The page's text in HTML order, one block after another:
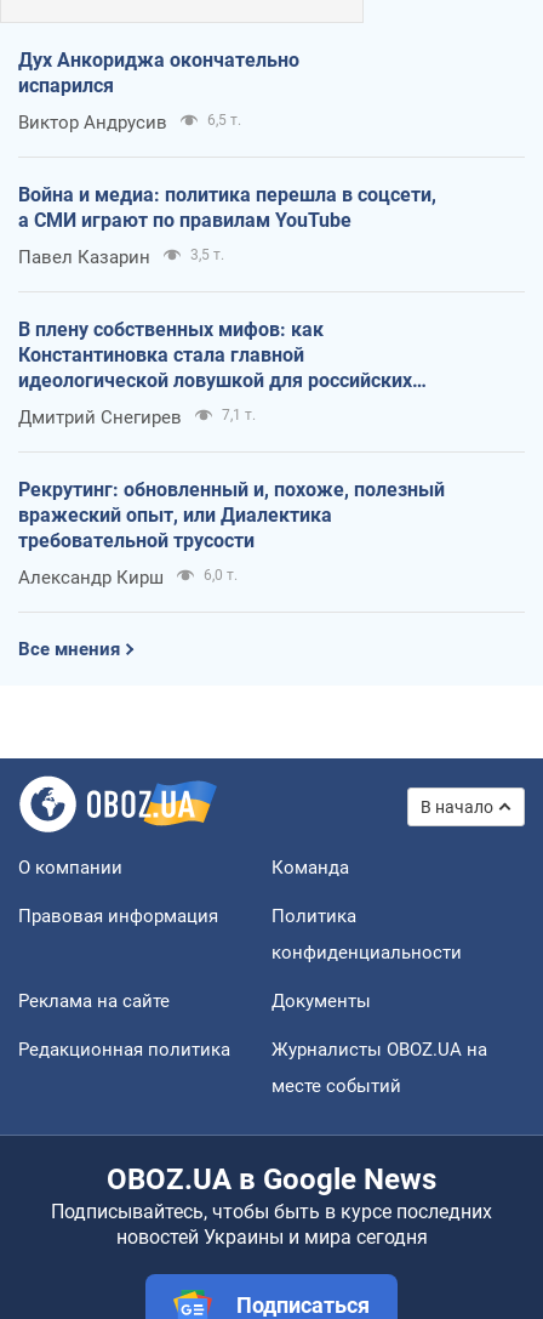
Дух Анкориджа окончательно
испарился
Виктор Андрусив 6,5 т.
Война и медиа: политика перешла в соцсети,
а СМИ играют по правилам YouTube
Павел Казарин 3,5 т.
В плену собственных мифов: как
Константиновка стала главной
идеологической ловушкой для российских
оккупантов
Дмитрий Снегирев 7,1 т.
Рекрутинг: обновленный и, похоже, полезный
вражеский опыт, или Диалектика
требовательной трусости
Александр Кирш 6,0 т.
Все мнения
В начало
О компании Команда
Правовая информация
Политика
конфиденциальности
Реклама на сайте Документы
Редакционная политика
Журналисты OBOZ.UA на
месте событий
OBOZ.UA в Google News
Подписывайтесь, чтобы быть в курсе последних
новостей Украины и мира сегодня
Подписаться